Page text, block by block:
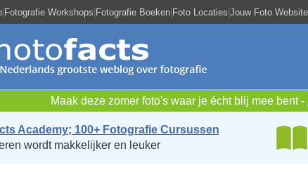
|Fotografie Workshops|Fotografie Boeken|Foto Locaties|Jouw Foto Website
Maak deze zomer foto's waar je écht blij mee bent -
Academy; 100+ Fotografie Cursussen
wordt makkelijker en leuker